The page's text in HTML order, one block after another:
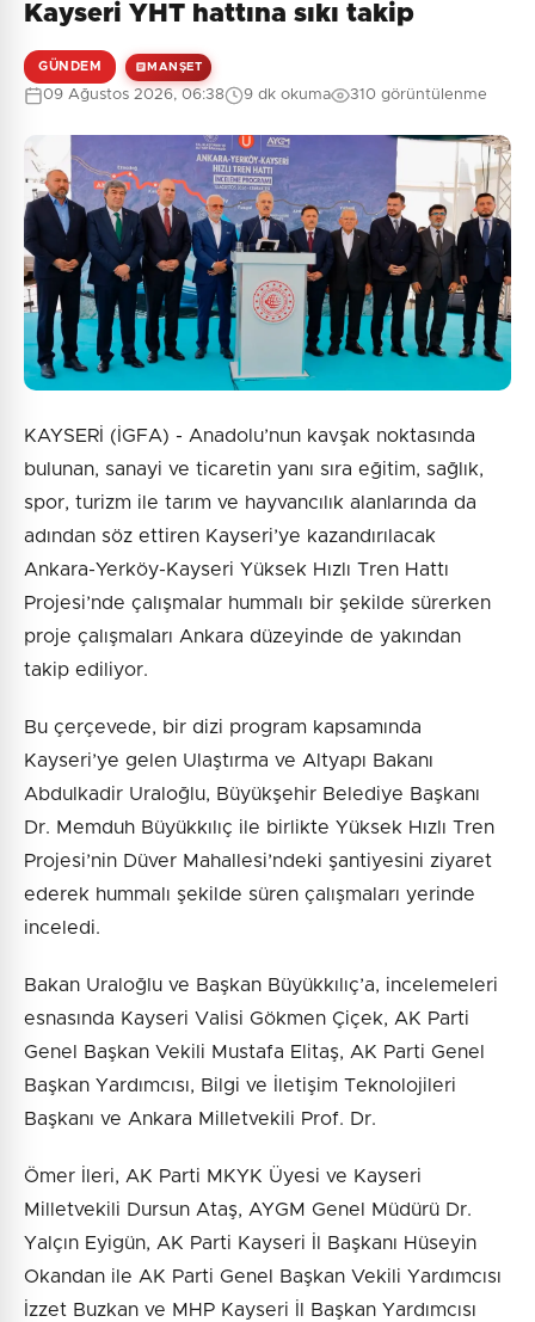
0/2000
Güvenlik Sorusu:
1 + 4 = ?
Gönder
Henüz yorum yapılmamış. İlk yorumu siz yapın!
Kayseri YHT hattına sıkı takip
GÜNDEM MANŞET
09 Ağustos 2026, 06:38 9 dk okuma 310 görüntülenme
KAYSERİ (İGFA) - Anadolu’nun kavşak noktasında
bulunan, sanayi ve ticaretin yanı sıra eğitim, sağlık,
spor, turizm ile tarım ve hayvancılık alanlarında da
adından söz ettiren Kayseri’ye kazandırılacak
Ankara-Yerköy-Kayseri Yüksek Hızlı Tren Hattı
Projesi’nde çalışmalar hummalı bir şekilde sürerken
proje çalışmaları Ankara düzeyinde de yakından
takip ediliyor.
Bu çerçevede, bir dizi program kapsamında
Kayseri’ye gelen Ulaştırma ve Altyapı Bakanı
Abdulkadir Uraloğlu, Büyükşehir Belediye Başkanı
Dr. Memduh Büyükkılıç ile birlikte Yüksek Hızlı Tren
Projesi’nin Düver Mahallesi’ndeki şantiyesini ziyaret
ederek hummalı şekilde süren çalışmaları yerinde
inceledi.
Bakan Uraloğlu ve Başkan Büyükkılıç’a, incelemeleri
esnasında Kayseri Valisi Gökmen Çiçek, AK Parti
Genel Başkan Vekili Mustafa Elitaş, AK Parti Genel
Başkan Yardımcısı, Bilgi ve İletişim Teknolojileri
Başkanı ve Ankara Milletvekili Prof. Dr.
Ömer İleri, AK Parti MKYK Üyesi ve Kayseri
Milletvekili Dursun Ataş, AYGM Genel Müdürü Dr.
Yalçın Eyigün, AK Parti Kayseri İl Başkanı Hüseyin
Okandan ile AK Parti Genel Başkan Vekili Yardımcısı
İzzet Buzkan ve MHP Kayseri İl Başkan Yardımcısı